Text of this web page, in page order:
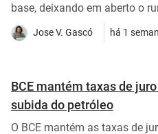
base, deixando em aberto o
Jose V. Gascó há 1
BCE mantém taxas de
subida do petróleo
O BCE mantém as taxas de